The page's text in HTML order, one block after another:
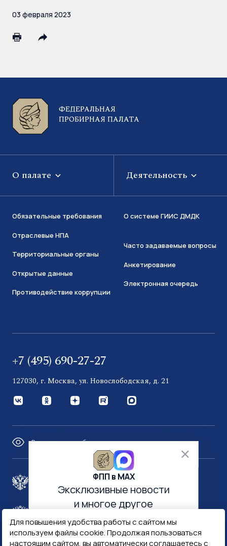
Для повышения удобства работы с сайтом мы
используем файлы cookie. Продолжая пользоваться
настоящим сайтом, вы автоматически соглашаетесь с
03 февраля 2023
ФЕДЕРАЛЬНАЯ
ПРОБИРНАЯ ПАЛАТА
О палате Деятельность
Обязательные требования
Отраслевые НПА
Территориальные органы
Открытые данные
Противодействие коррупции
О системе ГИИС ДМДК
Часто задаваемые вопросы
Анкетирование
Электронная очередь
+7 (495) 690-27-27
127030, г. Москва, ул. Новослободская, д. 21
Версия для слабовидящих
Правительство России
ФПП в МАХ
Эксклюзивные новости
и многое другое